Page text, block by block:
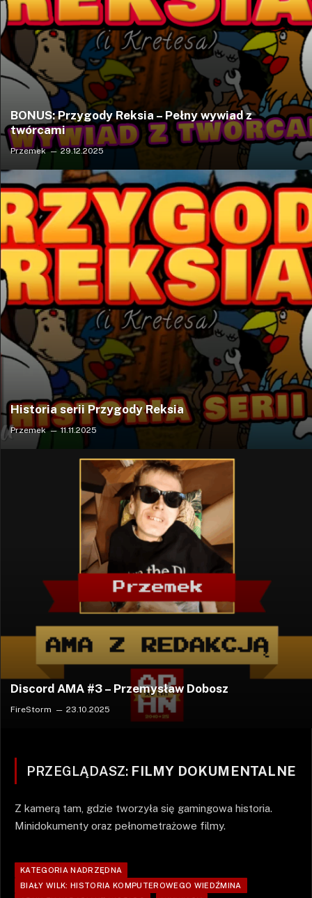
BONUS: Przygody Reksia – Pełny wywiad z
twórcami
Przemek 29.12.2025
Historia serii Przygody Reksia
Przemek 11.11.2025
Discord AMA #3 – Przemysław Dobosz
FireStorm 23.10.2025
PRZEGLĄDASZ: FILMY DOKUMENTALNE
Z kamerą tam, gdzie tworzyła się gamingowa historia.
Minidokumenty oraz pełnometrażowe filmy.
KATEGORIA NADRZĘDNA
BIAŁY WILK: HISTORIA KOMPUTEROWEGO WIEDŹMINA